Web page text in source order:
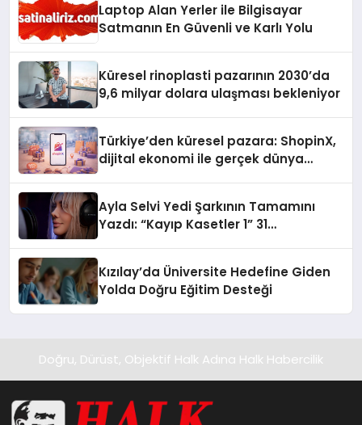
Laptop Alan Yerler ile Bilgisayar
Satmanın En Güvenli ve Karlı Yolu
Küresel rinoplasti pazarının 2030’da
9,6 milyar dolara ulaşması bekleniyor
Türkiye’den küresel pazara: ShopinX,
dijital ekonomi ile gerçek dünya
Ayla Selvi Yedi Şarkının Tamamını
Yazdı: “Kayıp Kasetler 1” 31
Kızılay’da Üniversite Hedefine Giden
Yolda Doğru Eğitim Desteği
Doğru, Dürüst, Objektif Halk Adına Halk Habercilik